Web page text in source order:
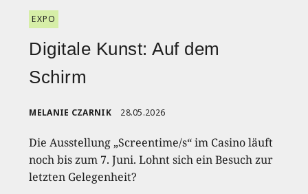
EXPO
Digitale Kunst: Auf dem
Schirm
MELANIE CZARNIK 28.05.2026
Die Ausstellung „Screentime/s“ im Casino läuft
noch bis zum 7. Juni. Lohnt sich ein Besuch zur
letzten Gelegenheit?